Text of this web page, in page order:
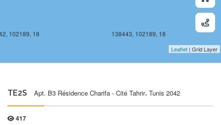
102189, 18 138443, 102189, 18
Leaflet | Grid Layer
TE2S Apt. B3 Résidence Charifa - Cité Tahrir، Tunis 2042
417